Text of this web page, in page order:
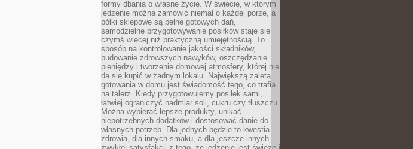
formy dbania o własne życie. W świecie, w którym
jedzenie można zamówić niemal o każdej porze, a
półki sklepowe są pełne gotowych dań,
samodzielne przygotowywanie posiłków staje się
czymś więcej niż praktyczną umiejętnością. To
sposób na kontrolowanie jakości składników,
budowanie zdrowszych nawyków, oszczędzanie
pieniędzy i tworzenie domowej atmosfery, której nie
da się kupić w żadnym lokalu. Największą zaletą
gotowania w domu jest świadomość tego, co trafia
na talerz. Kiedy przygotowujemy posiłek sami,
łatwiej ograniczyć nadmiar soli, cukru czy tłuszczu.
Można wybierać lepsze produkty, unikać
niepotrzebnych dodatków i dostosować danie do
własnych potrzeb. Dla jednych będzie to kwestia
zdrowia, dla innych smaku, a dla jeszcze innych